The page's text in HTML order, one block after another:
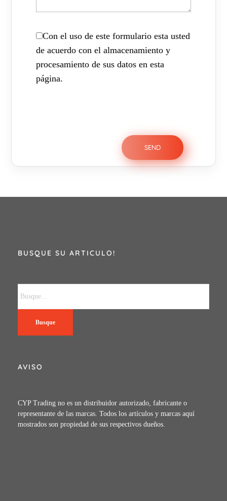
Con el uso de este formulario esta usted
de acuerdo con el almacenamiento y
procesamiento de sus datos en esta
página.
BUSQUE SU ARTICULO!
Busque
AVISO
CYP Trading no es un distribuidor autorizado, fabricante o
representante de las marcas. Todos los artículos y marcas aquí
mostrados son propiedad de sus respectivos dueños.